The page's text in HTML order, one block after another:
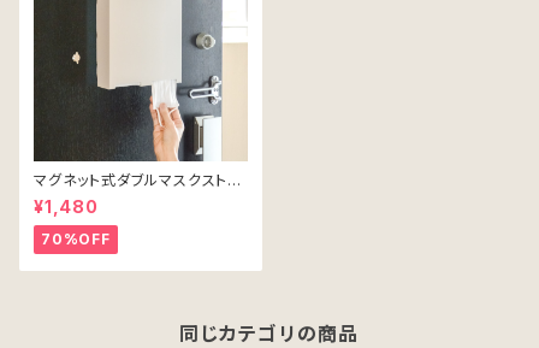
マグネット式ダブルマスクストッ
カー（ホワイト）
¥1,480
70%OFF
同じカテゴリの商品